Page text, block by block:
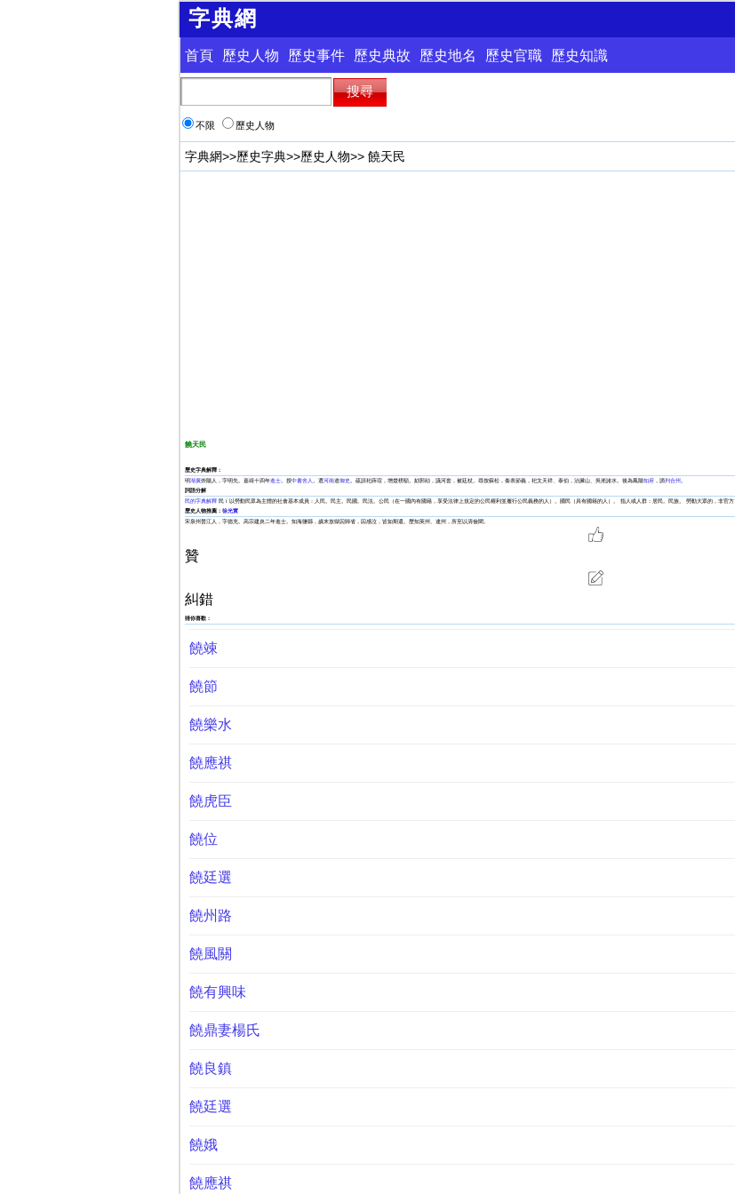
字典網
首頁 歷史人物 歷史事件 歷史典故 歷史地名 歷史官職 歷史知識
不限 歷史人物
字典網>>歷史字典>>歷史人物>> 饒天民
饒天民
歷史字典解釋：
明湖廣崇陽人，字明先。嘉靖十四年進士。授中書舍人 。選河南道御史 。疏請祀薛瑄，增楚榜額。劾郭勛，議河套，被廷杖。尋按蘇松，奏表節義，祀文天祥、泰伯，治澱山、吳淞諸水。後為鳳陽知府，謫判合州
詞語分解
民的字典解釋民 í 以勞動民眾為主體的社會基本成員：人民。民主。民國。民法。公民（在一國內有國籍，享受法律上規定的公民權利並履行公民義務的人）。國民（具有國籍的人）。 指人或人群：居民。民族。 勞動大眾的，非官方
歷史人物推薦： 徐光實
宋泉州晉江人，字德充。高宗建炎二年進士。知海鹽縣，歲末放獄囚歸省，囚感泣，皆如期還。歷知英州、連州，所至以清儉聞。
贊
糾錯
猜你喜歡：
饒竦
饒節
饒樂水
饒應祺
饒虎臣
饒位
饒廷選
饒州路
饒風關
饒有興味
饒鼎妻楊氏
饒良鎮
饒廷選
饒娥
饒應祺